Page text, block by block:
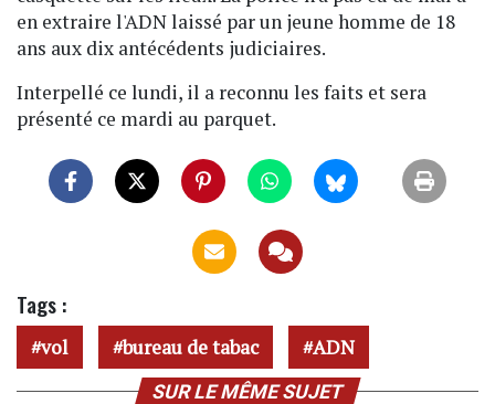
en extraire l'ADN laissé par un jeune homme de 18
ans aux dix antécédents judiciaires.
Interpellé ce lundi, il a reconnu les faits et sera
présenté ce mardi au parquet.
Tags :
vol bureau de tabac ADN
SUR LE MÊME SUJET